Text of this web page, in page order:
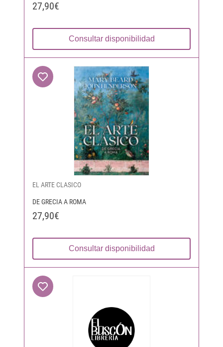
27,90€
Consultar disponibilidad
EL ARTE CLASICO
DE GRECIA A ROMA
27,90€
Consultar disponibilidad